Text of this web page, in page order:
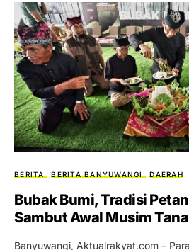
BERITA BERITA BANYUWANGI DAERAH
Bubak Bumi, Tradisi
Sambut Awal Musim
Banyuwangi, Aktualrakyat.com –